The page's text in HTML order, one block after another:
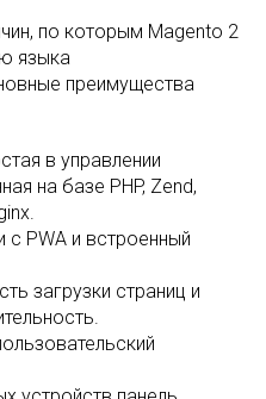
по которым Magento 2
языка
преимущества
в управлении
на базе PHP, Zend,
с PWA и встроенный
загрузки страниц и